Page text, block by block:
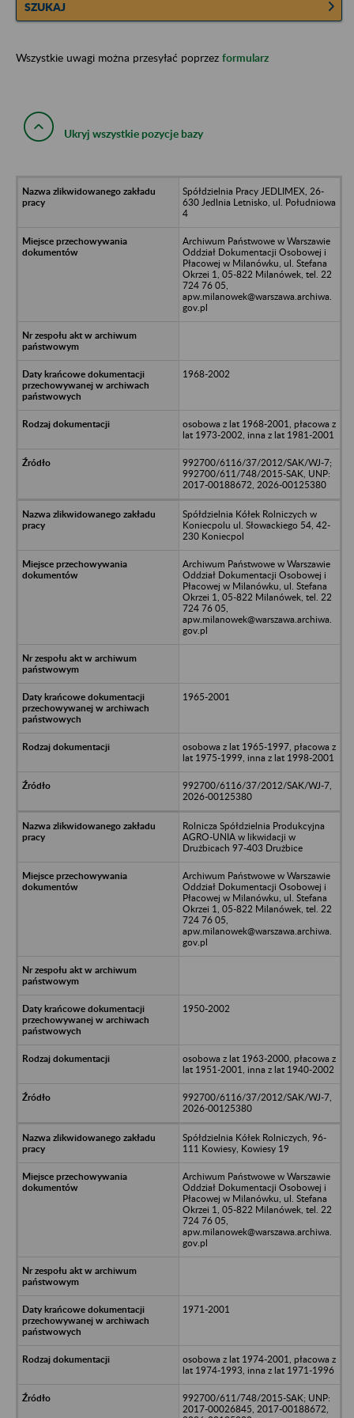
SZUKAJ
Wszystkie uwagi można przesyłać poprzez formularz
Ukryj wszystkie pozycje bazy
Spółdzielnia Pracy JEDLIMEX, 26-
630 Jedlnia Letnisko, ul. Południowa
4
Archiwum Państwowe w Warszawie
Oddział Dokumentacji Osobowej i
Płacowej w Milanówku, ul. Stefana
Okrzei 1, 05-822 Milanówek, tel. 22
724 76 05,
apw.milanowek@warszawa.archiwa.
gov.pl
1968-2002
osobowa z lat 1968-2001, płacowa z
lat 1973-2002, inna z lat 1981-2001
992700/6116/37/2012/SAK/WJ-7;
992700/611/748/2015-SAK, UNP:
2017-00188672, 2026-00125380
Spółdzielnia Kółek Rolniczych w
Koniecpolu ul. Słowackiego 54, 42-
230 Koniecpol
Archiwum Państwowe w Warszawie
Oddział Dokumentacji Osobowej i
Płacowej w Milanówku, ul. Stefana
Okrzei 1, 05-822 Milanówek, tel. 22
724 76 05,
apw.milanowek@warszawa.archiwa.
gov.pl
1965-2001
osobowa z lat 1965-1997, płacowa z
lat 1975-1999, inna z lat 1998-2001
992700/6116/37/2012/SAK/WJ-7,
2026-00125380
Rolnicza Spółdzielnia Produkcyjna
AGRO-UNIA w likwidacji w
Drużbicach 97-403 Drużbice
Archiwum Państwowe w Warszawie
Oddział Dokumentacji Osobowej i
Płacowej w Milanówku, ul. Stefana
Okrzei 1, 05-822 Milanówek, tel. 22
724 76 05,
apw.milanowek@warszawa.archiwa.
gov.pl
1950-2002
osobowa z lat 1963-2000, płacowa z
lat 1951-2001, inna z lat 1940-2002
992700/6116/37/2012/SAK/WJ-7,
2026-00125380
Spółdzielnia Kółek Rolniczych, 96-
111 Kowiesy, Kowiesy 19
Archiwum Państwowe w Warszawie
Oddział Dokumentacji Osobowej i
Płacowej w Milanówku, ul. Stefana
Okrzei 1, 05-822 Milanówek, tel. 22
724 76 05,
apw.milanowek@warszawa.archiwa.
gov.pl
1971-2001
osobowa z lat 1974-2001, płacowa z
lat 1974-1993, inna z lat 1971-1996
992700/611/748/2015-SAK; UNP:
2017-00026845, 2017-00188672,